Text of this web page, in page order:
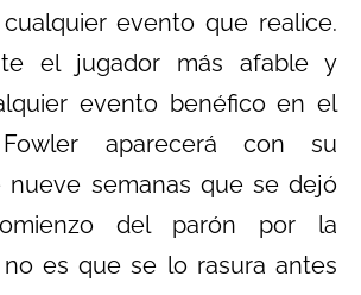
evento que realice.
el jugador más afable y
evento benéfico en el
aparecerá con su
nueve semanas que se dejó
del parón por la
no es que se lo rasura antes